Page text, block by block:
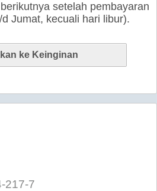
setelah pembayaran
Jumat, kecuali hari libur).
217-7